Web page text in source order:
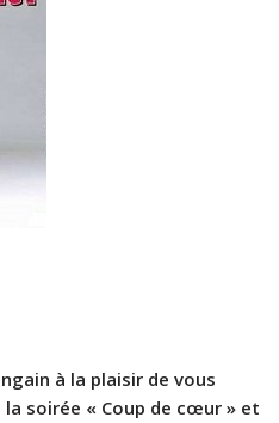
à la plaisir de vous
soirée « Coup de cœur » et